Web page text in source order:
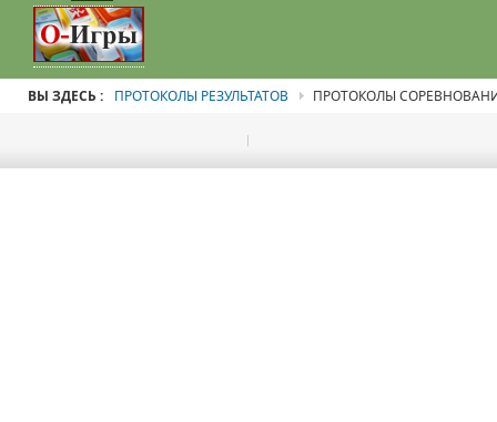
ВЫ ЗДЕСЬ : ПРОТОКОЛЫ РЕЗУЛЬТАТОВ ПРОТОКОЛЫ